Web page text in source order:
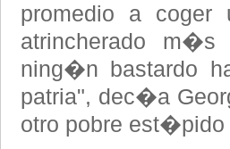
promedio a coger
atrincherado m�s
ning�n bastardo
patria", dec�a
otro pobre est�pido